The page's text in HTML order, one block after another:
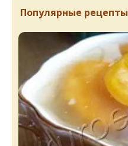
Популярные рецепты